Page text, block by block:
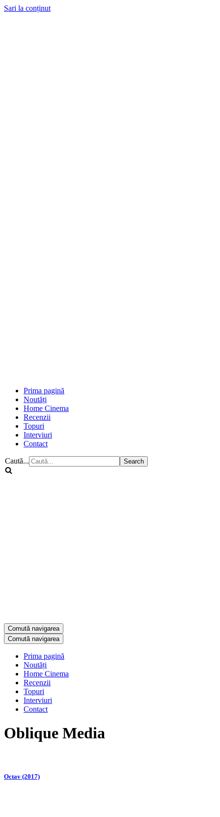
Sari la conținut
Prima pagină
Noutăți
Home Cinema
Recenzii
Topuri
Interviuri
Contact
Caută...
Comută navigarea
Comută navigarea
Prima pagină
Noutăți
Home Cinema
Recenzii
Topuri
Interviuri
Contact
Oblique Media
Octav (2017)